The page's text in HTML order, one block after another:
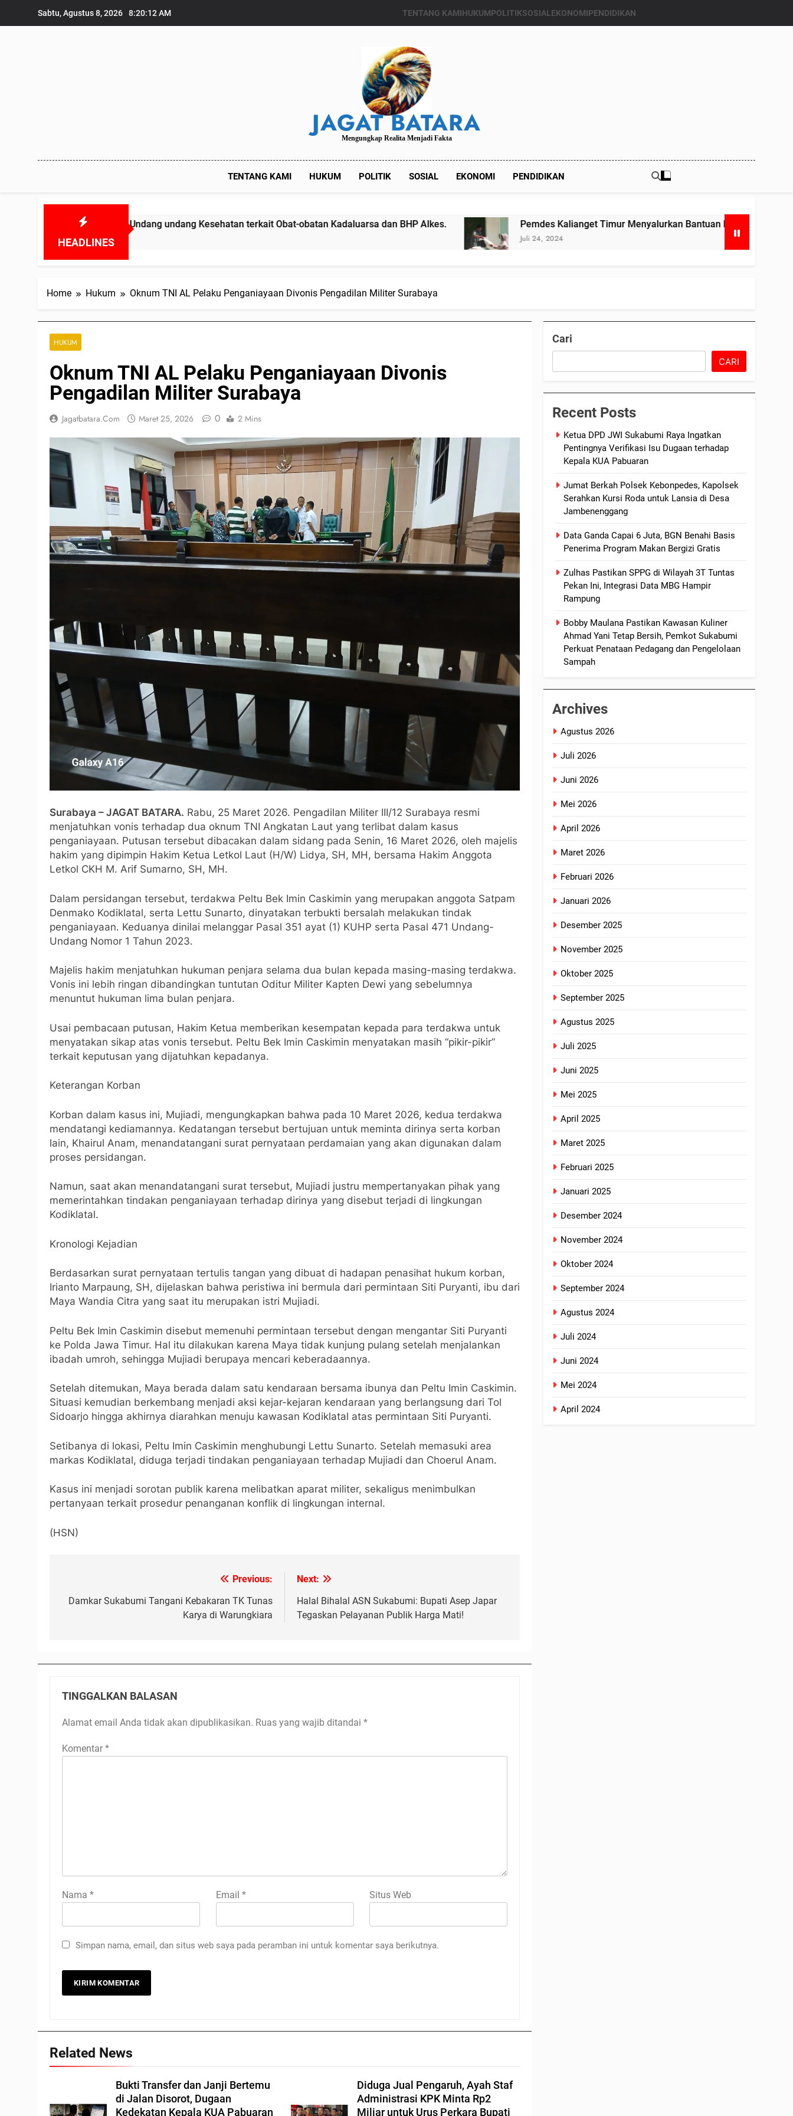
Sabtu, Agustus 8, 2026 8:20:13 AM TENTANG KAMIHUKUMPOLITIKSOSIALEKONOMIPENDIDIKAN
JAGAT BATARA
Mengungkap Realita Menjadi Fakta
TENTANG KAMI HUKUM POLITIK SOSIAL EKONOMI PENDIDIKAN
HEADLINES
melanggar Undang undang Kesehatan terkait Obat-obatan Kadaluarsa dan BHP Alkes. Pemdes Kalianget Timur Menyalurkan Bantuan Beras Bapang (Bantuan
Juli 24, 2024
Home Hukum Oknum TNI AL Pelaku Penganiayaan Divonis Pengadilan Militer Surabaya
HUKUM
Oknum TNI AL Pelaku Penganiayaan Divonis
Pengadilan Militer Surabaya
Jagatbatara.com Maret 25, 2026 0 2 Mins
Surabaya – JAGAT BATARA. Rabu, 25 Maret 2026. Pengadilan Militer III/12 Surabaya resmi
menjatuhkan vonis terhadap dua oknum TNI Angkatan Laut yang terlibat dalam kasus
penganiayaan. Putusan tersebut dibacakan dalam sidang pada Senin, 16 Maret 2026, oleh majelis
hakim yang dipimpin Hakim Ketua Letkol Laut (H/W) Lidya, SH, MH, bersama Hakim Anggota
Letkol CKH M. Arif Sumarno, SH, MH.
Dalam persidangan tersebut, terdakwa Peltu Bek Imin Caskimin yang merupakan anggota Satpam
Denmako Kodiklatal, serta Lettu Sunarto, dinyatakan terbukti bersalah melakukan tindak
penganiayaan. Keduanya dinilai melanggar Pasal 351 ayat (1) KUHP serta Pasal 471 Undang-
Undang Nomor 1 Tahun 2023.
Majelis hakim menjatuhkan hukuman penjara selama dua bulan kepada masing-masing terdakwa.
Vonis ini lebih ringan dibandingkan tuntutan Oditur Militer Kapten Dewi yang sebelumnya
menuntut hukuman lima bulan penjara.
Usai pembacaan putusan, Hakim Ketua memberikan kesempatan kepada para terdakwa untuk
menyatakan sikap atas vonis tersebut. Peltu Bek Imin Caskimin menyatakan masih “pikir-pikir”
terkait keputusan yang dijatuhkan kepadanya.
Keterangan Korban
Korban dalam kasus ini, Mujiadi, mengungkapkan bahwa pada 10 Maret 2026, kedua terdakwa
mendatangi kediamannya. Kedatangan tersebut bertujuan untuk meminta dirinya serta korban
lain, Khairul Anam, menandatangani surat pernyataan perdamaian yang akan digunakan dalam
proses persidangan.
Namun, saat akan menandatangani surat tersebut, Mujiadi justru mempertanyakan pihak yang
memerintahkan tindakan penganiayaan terhadap dirinya yang disebut terjadi di lingkungan
Kodiklatal.
Kronologi Kejadian
Berdasarkan surat pernyataan tertulis tangan yang dibuat di hadapan penasihat hukum korban,
Irianto Marpaung, SH, dijelaskan bahwa peristiwa ini bermula dari permintaan Siti Puryanti, ibu dari
Maya Wandia Citra yang saat itu merupakan istri Mujiadi.
Peltu Bek Imin Caskimin disebut memenuhi permintaan tersebut dengan mengantar Siti Puryanti
ke Polda Jawa Timur. Hal itu dilakukan karena Maya tidak kunjung pulang setelah menjalankan
ibadah umroh, sehingga Mujiadi berupaya mencari keberadaannya.
Setelah ditemukan, Maya berada dalam satu kendaraan bersama ibunya dan Peltu Imin Caskimin.
Situasi kemudian berkembang menjadi aksi kejar-kejaran kendaraan yang berlangsung dari Tol
Sidoarjo hingga akhirnya diarahkan menuju kawasan Kodiklatal atas permintaan Siti Puryanti.
Setibanya di lokasi, Peltu Imin Caskimin menghubungi Lettu Sunarto. Setelah memasuki area
markas Kodiklatal, diduga terjadi tindakan penganiayaan terhadap Mujiadi dan Choerul Anam.
Kasus ini menjadi sorotan publik karena melibatkan aparat militer, sekaligus menimbulkan
pertanyaan terkait prosedur penanganan konflik di lingkungan internal.
(HSN)
pos
Previous:
Damkar Sukabumi Tangani Kebakaran TK Tunas
Karya di Warungkiara
Next:
Halal Bihalal ASN Sukabumi: Bupati Asep Japar
Tegaskan Pelayanan Publik Harga Mati!
TINGGALKAN BALASAN
Alamat email Anda tidak akan dipublikasikan. Ruas yang wajib ditandai *
Komentar *
Nama * Email * Situs Web
Simpan nama, email, dan situs web saya pada peramban ini untuk komentar saya berikutnya.
Related News
Bukti Transfer dan Janji Bertemu
di Jalan Disorot, Dugaan
Kedekatan Kepala KUA Pabuaran
Diduga Jual Pengaruh, Ayah Staf
Administrasi KPK Minta Rp2
Miliar untuk Urus Perkara Bupati
Cari
CARI
Recent Posts
Ketua DPD JWI Sukabumi Raya Ingatkan
Pentingnya Verifikasi Isu Dugaan terhadap
Kepala KUA Pabuaran
Jumat Berkah Polsek Kebonpedes, Kapolsek
Serahkan Kursi Roda untuk Lansia di Desa
Jambenenggang
Data Ganda Capai 6 Juta, BGN Benahi Basis
Penerima Program Makan Bergizi Gratis
Zulhas Pastikan SPPG di Wilayah 3T Tuntas
Pekan Ini, Integrasi Data MBG Hampir
Rampung
Bobby Maulana Pastikan Kawasan Kuliner
Ahmad Yani Tetap Bersih, Pemkot Sukabumi
Perkuat Penataan Pedagang dan Pengelolaan
Sampah
Archives
Agustus 2026
Juli 2026
Juni 2026
Mei 2026
April 2026
Maret 2026
Februari 2026
Januari 2026
Desember 2025
November 2025
Oktober 2025
September 2025
Agustus 2025
Juli 2025
Juni 2025
Mei 2025
April 2025
Maret 2025
Februari 2025
Januari 2025
Desember 2024
November 2024
Oktober 2024
September 2024
Agustus 2024
Juli 2024
Juni 2024
Mei 2024
April 2024